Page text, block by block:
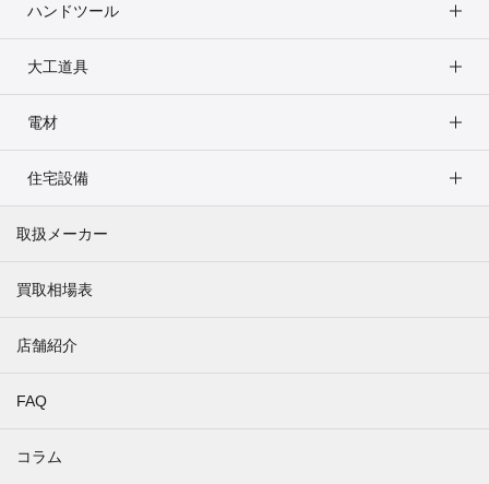
ハンドツール
大工道具
電材
住宅設備
取扱メーカー
買取相場表
店舗紹介
FAQ
コラム